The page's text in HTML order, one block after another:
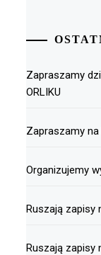
Zapraszamy
ORLIKU
Zapraszamy
Organizujemy
Ruszają zapisy
Ruszają zapisy